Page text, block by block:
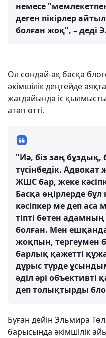
немесе
деген пікірлер
болған жоқ", – деді
Ол сондай-ақ басқа
әкімшілік деңгейде
жағдайында іс
атап өтті.
"Иә, біз заң бұздық,
түсінбедік.
ЖШС бар, жеке
Басқа өңірлерде
кәсіпкер ме деп аса
тіпті бөтен адамның
болған. Мен
жоқпын, тергеумен
барлық қажетті
дұрыс түрде
әділ әрі
деп толықтырды
Бұған дейін Эльмира
барысында әкімшілік